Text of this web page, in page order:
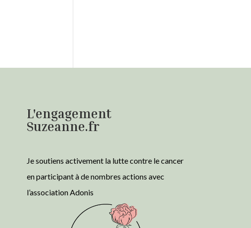
L'engagement
Suzeanne.fr
Je soutiens activement la lutte contre le cancer
en participant à de nombres actions avec
l’association Adonis